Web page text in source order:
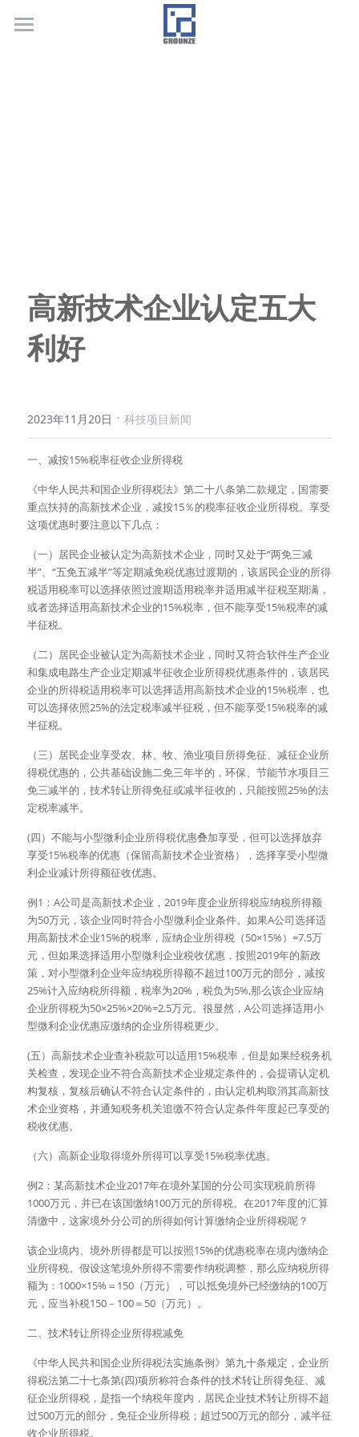
高新技术企业认定五大
利好
2023年11月20日 · 科技项目新闻
一、减按15%税率征收企业所得税
《中华人民共和国企业所得税法》第二十八条第二款规定，国需要
重点扶持的高新技术企业，减按15％的税率征收企业所得税。享受
这项优惠时要注意以下几点：
（一）居民企业被认定为高新技术企业，同时又处于“两免三减
半”、“五免五减半”等定期减免税优惠过渡期的，该居民企业的所得
税适用税率可以选择依照过渡期适用税率并适用减半征税至期满，
或者选择适用高新技术企业的15%税率，但不能享受15%税率的减
半征税。
（二）居民企业被认定为高新技术企业，同时又符合软件生产企业
和集成电路生产企业定期减半征收企业所得税优惠条件的，该居民
企业的所得税适用税率可以选择适用高新技术企业的15%税率，也
可以选择依照25%的法定税率减半征税，但不能享受15%税率的减
半征税。
（三）居民企业享受农、林、牧、渔业项目所得免征、减征企业所
得税优惠的，公共基础设施二免三年半的，环保、节能节水项目三
免三减半的，技术转让所得免征或减半征收的，只能按照25%的法
定税率减半。
(四）不能与小型微利企业所得税优惠叠加享受，但可以选择放弃
享受15%税率的优惠（保留高新技术企业资格），选择享受小型微
利企业减计所得额征收优惠。
例1：A公司是高新技术企业，2019年度企业所得税应纳税所得额
为50万元，该企业同时符合小型微利企业条件。如果A公司选择适
用高新技术企业15%的税率，应纳企业所得税（50×15%）=7.5万
元，但如果选择适用小型微利企业税收优惠，按照2019年的新政
策，对小型微利企业年应纳税所得额不超过100万元的部分，减按
25%计入应纳税所得额，税率为20%，税负为5%,那么该企业应纳
企业所得税为50×25%×20%=2.5万元。很显然，A公司选择适用小
型微利企业优惠应缴纳的企业所得税更少。
(五）高新技术企业查补税款可以适用15%税率，但是如果经税务机
关检查，发现企业不符合高新技术企业规定条件的，会提请认定机
构复核，复核后确认不符合认定条件的，由认定机构取消其高新技
术企业资格，并通知税务机关追缴不符合认定条件年度起已享受的
税收优惠。
（六）高新企业取得境外所得可以享受15%税率优惠。
例2：某高新技术企业2017年在境外某国的分公司实现税前所得
1000万元，并已在该国缴纳100万元的所得税。在2017年度的汇算
清缴中，这家境外分公司的所得如何计算缴纳企业所得税呢？
该企业境内、境外所得都是可以按照15%的优惠税率在境内缴纳企
业所得税。假设这笔境外所得不需要作纳税调整，那么应纳税所得
额为：1000×15%＝150（万元），可以抵免境外已经缴纳的100万
元，应当补税150－100＝50（万元）。
二、技术转让所得企业所得税减免
《中华人民共和国企业所得税法实施条例》第九十条规定，企业所
得税法第二十七条第(四)项所称符合条件的技术转让所得免征、减
征企业所得税，是指一个纳税年度内，居民企业技术转让所得不超
过500万元的部分，免征企业所得税；超过500万元的部分，减半征
收企业所得税。